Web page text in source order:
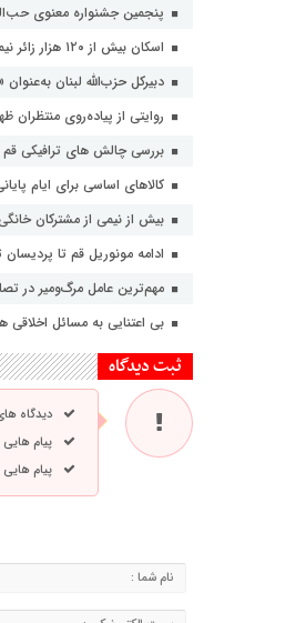
پنجمین جشنواره معنوی
اسکان بیش از ۱۲۰ هزار زائر نیمه شعبان قم
دبیرکل حزب‌الله لبنان
روایتی از پیاده‌روی
بررسی چالش های ترافیکی قم با روزانه ۲میلیون
کالاهای اساسی برای ایام
بیش از نیمی از مشترکان
ادامه مونوریل قم تا پردیسان
مهم‌ترین عامل مرگ‌ومیر در
بی اعتنایی به مسائل
ثبت دیدگاه
دیدگاه
پیام
پیام